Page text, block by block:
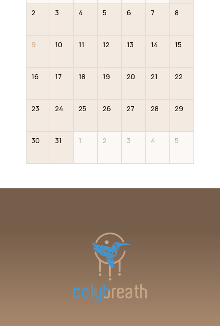
2 3 4 5 6 7 8
9 10 11 12 13 14 15
16 17 18 19 20 21 22
23 24 25 26 27 28 29
30 31 1 2 3 4 5